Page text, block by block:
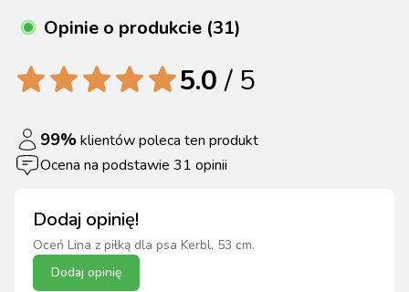
Opinie o produkcie (31)
Dodaj opinię!
Oceń Lina z piłką dla psa Kerbl, 53 cm.
Dodaj opinię
5.0/ 5
99%klientów poleca ten produkt
Ocena na podstawie 31 opinii